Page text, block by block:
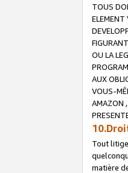
TOUS
ELEMENT
OU LA
AUX
VOUS-
AMAZON
Tout
matière